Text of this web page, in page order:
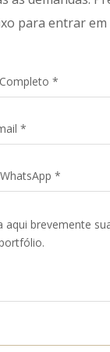
para entrar em